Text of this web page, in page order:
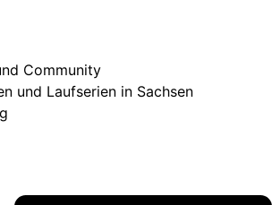
Community
und Laufserien in Sachsen